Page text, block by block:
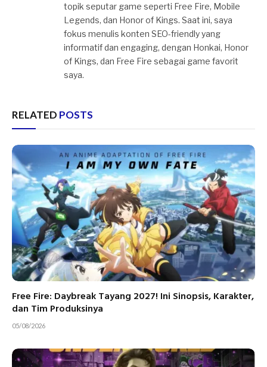
topik seputar game seperti Free Fire, Mobile
Legends, dan Honor of Kings. Saat ini, saya
fokus menulis konten SEO-friendly yang
informatif dan engaging, dengan Honkai, Honor
of Kings, dan Free Fire sebagai game favorit
saya.
RELATED POSTS
Free Fire: Daybreak Tayang 2027! Ini Sinopsis, Karakter,
dan Tim Produksinya
05/08/2026